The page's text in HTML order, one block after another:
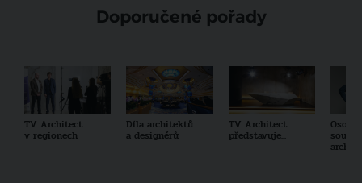
Doporučené pořady
TV Architect
v regionech
Díla architektů
a designérů
TV Architect
představuje...